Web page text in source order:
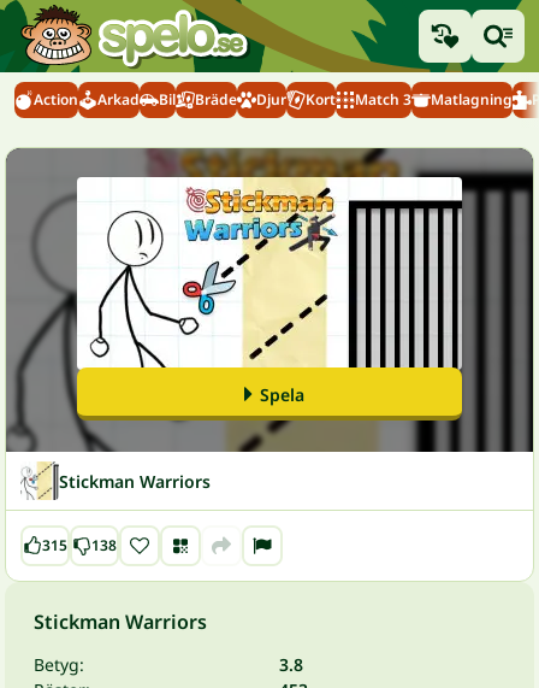
Action Arkad Bil Bräde Djur Kort Match 3 Matlagning
Spela
Stickman Warriors
315 138
Stickman Warriors
Betyg:
3.8